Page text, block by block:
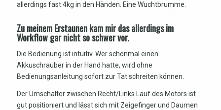
allerdings fast 4kg in den Händen. Eine Wuchtbrumme.
Zu meinem Erstaunen kam mir das allerdings im
Workflow gar nicht so schwer vor.
Die Bedienung ist intuitiv. Wer schonmal einen
Akkuschrauber in der Hand hatte, wird ohne
Bedienungsanleitung sofort zur Tat schreiten können.
Der Umschalter zwischen Recht/Links Lauf des Motors ist
gut positioniert und lässt sich mit Zeigefinger und Daumen